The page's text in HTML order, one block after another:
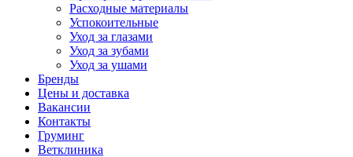
Расходные материалы
Успокоительные
Уход за глазами
Уход за зубами
Уход за ушами
Бренды
Цены и доставка
Вакансии
Контакты
Груминг
Ветклиника